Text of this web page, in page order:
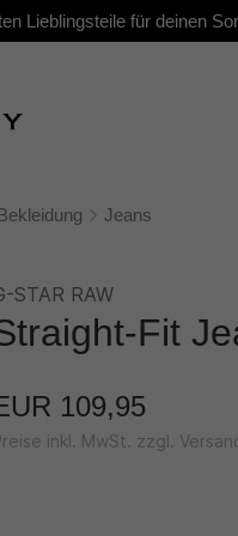
Lieblingsteile für deinen
Jeans
STAR RAW
Fit
109,95
inkl. MwSt. zzgl.